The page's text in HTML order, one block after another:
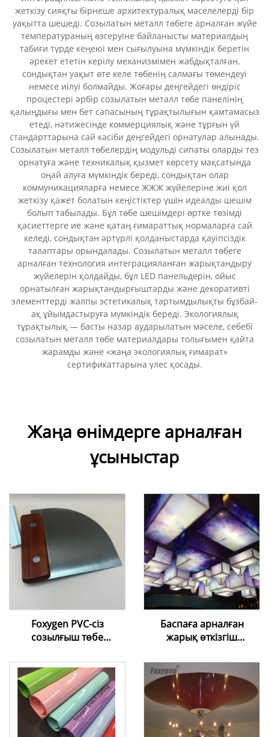
жеткізу сияқты бірнеше архитектуралық мәселелерді бір
уақытта шешеді. Созылатын металл төбеге арналған жүйе
температураның өзгеруіне байланысты материалдың
табиғи түрде кеңеюі мен сығылуына мүмкіндік беретін
әрекет ететін керілу механизмімен жабдықталған,
сондықтан уақыт өте келе төбенің салмағы төмендеуі
немесе иілуі болмайды. Жоғары деңгейдегі өндіріс
процестері әрбір созылатын металл төбе панелінің
қалыңдығы мен бет сапасының тұрақтылығын қамтамасыз
етеді, нәтижесінде коммерциялық және тұрғын үй
стандарттарына сай кәсіби деңгейдегі орнатулар алынады.
Созылатын металл төбелердің модульді сипаты оларды тез
орнатуға және техникалық қызмет көрсету мақсатында
оңай алуға мүмкіндік береді, сондықтан олар
коммуникацияларға немесе ЖЖЖ жүйелеріне жиі қол
жеткізу қажет болатын кеңістіктер үшін идеалды шешім
болып табылады. Бұл төбе шешімдері өртке төзімді
қасиеттерге ие және қатаң ғимараттық нормаларға сай
келеді, сондықтан әртүрлі қолданыстарда қауіпсіздік
талаптары орындалады. Созылатын металл төбеге
арналған технология интеграцияланған жарықтандыру
жүйелерін қолдайды, бұл LED панельдерін, ойыс
орнатылған жарықтандырғыштарды және декоративті
элементтерді жалпы эстетикалық тартымдылықты бұзбай-
ақ ұйымдастыруға мүмкіндік береді. Экологиялық
тұрақтылық — басты назар аударылатын мәселе, себебі
созылатын металл төбе материалдары толығымен қайта
жарамды және «жаңа экологиялық ғимарат»
сертификаттарына үлес қосады.
Жаңа өнімдерге арналған
ұсыныстар
Foxygen PVC-сіз
созылғыш төбе
орнату
ыңғайландырғыштары,
шпатель, орнату
құралдары, шпатель
Баспаға арналған
жарық өткізгіш
пленкасы — UV/inkjet
баспасы үшін сандық
түрде баспаға арналған,
ақ түсті, жарық өткізгіш
созылғыш таван
мембранасы